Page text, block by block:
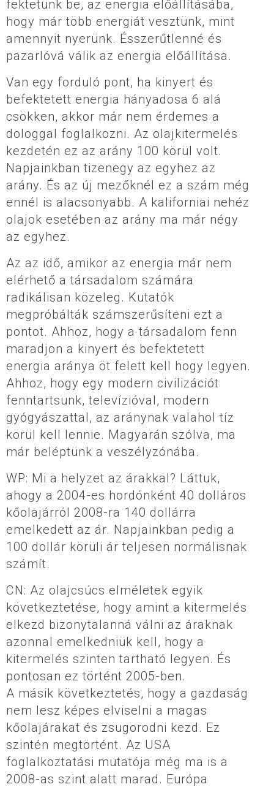
fektetünk be, az energia előállításába,
hogy már több energiát vesztünk, mint
amennyit nyerünk. Ésszerűtlenné és
pazarlóvá válik az energia előállítása.
Van egy forduló pont, ha kinyert és
befektetett energia hányadosa 6 alá
csökken, akkor már nem érdemes a
dologgal foglalkozni. Az olajkitermelés
kezdetén ez az arány 100 körül volt.
Napjainkban tizenegy az egyhez az
arány. És az új mezőknél ez a szám még
ennél is alacsonyabb. A kaliforniai nehéz
olajok esetében az arány ma már négy
az egyhez.
Az az idő, amikor az energia már nem
elérhető a társadalom számára
radikálisan közeleg. Kutatók
megpróbálták számszerűsíteni ezt a
pontot. Ahhoz, hogy a társadalom fenn
maradjon a kinyert és befektetett
energia aránya öt felett kell hogy legyen.
Ahhoz, hogy egy modern civilizációt
fenntartsunk, televízióval, modern
gyógyászattal, az aránynak valahol tíz
körül kell lennie. Magyarán szólva, ma
már beléptünk a veszélyzónába.
WP: Mi a helyzet az árakkal? Láttuk,
ahogy a 2004-es hordónként 40 dolláros
kőolajárról 2008-ra 140 dollárra
emelkedett az ár. Napjainkban pedig a
100 dollár körüli ár teljesen normálisnak
számít.
CN: Az olajcsúcs elméletek egyik
következtetése, hogy amint a kitermelés
elkezd bizonytalanná válni az áraknak
azonnal emelkedniük kell, hogy a
kitermelés szinten tartható legyen. És
pontosan ez történt 2005-ben.
A másik következtetés, hogy a gazdaság
nem lesz képes elviselni a magas
kőolajárakat és zsugorodni kezd. Ez
szintén megtörtént. Az USA
foglalkoztatási mutatója még ma is a
2008-as szint alatt marad. Európa